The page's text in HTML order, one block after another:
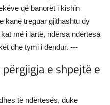
që banorët i kishin
kanë treguar gjithashtu dy
më i lartë, ndërsa ndërtesa
dhe tymi i dendur. ---
e shpejtë e
të ndërtesës, duke